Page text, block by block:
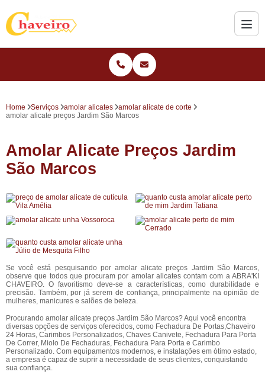
Home Serviços amolar alicates
amolar alicate de corte
amolar alicate preços Jardim São Marcos
Amolar Alicate Preços Jardim
São Marcos
Se você está pesquisando por amolar alicate preços Jardim São Marcos,
observe que todos que procuram por amolar alicates contam com a ABRA'KI
CHAVEIRO. O favoritismo deve-se a características, como durabilidade e
precisão. Também, por já serem de confiança, principalmente na opinião de
mulheres, manicures e salões de beleza.
Procurando amolar alicate preços Jardim São Marcos? Aqui você encontra
diversas opções de serviços oferecidos, como Fechadura De Portas,Chaveiro
24 Horas, Carimbos Personalizados, Chaves Canivete, Fechadura Para Porta
De Correr, Miolo De Fechaduras, Fechadura Para Porta e Carimbo
Personalizado. Com equipamentos modernos, e instalações em ótimo estado,
a empresa é capaz de suprir a necessidade de seus clientes, conquistando
sua confiança.